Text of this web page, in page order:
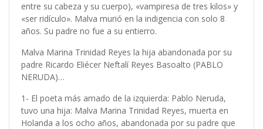
entre su cabeza y su cuerpo), «vampiresa de tres kilos» y
«ser ridículo». Malva murió en la indigencia con solo 8
años. Su padre no fue a su entierro.
Malva Marina Trinidad Reyes la hija abandonada por su
padre Ricardo Eliécer Neftalí Reyes Basoalto (PABLO
NERUDA)…
1- El poeta más amado de la izquierda: Pablo Neruda,
tuvo una hija: Malva Marina Trinidad Reyes, muerta en
Holanda a los ocho años, abandonada por su padre que